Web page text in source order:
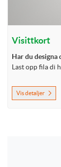
Visittkort
Har du designa
Last opp fila di
Vis detaljer